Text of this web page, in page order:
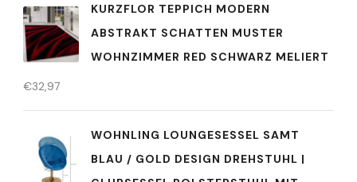
KURZFLOR TEPPICH MODERN
ABSTRAKT SCHATTEN MUSTER
WOHNZIMMER RED SCHWARZ MELIERT
€32,97
WOHNLING LOUNGESESSEL SAMT
BLAU / GOLD DESIGN DREHSTUHL |